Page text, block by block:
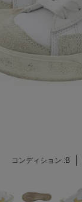
コンディション :B